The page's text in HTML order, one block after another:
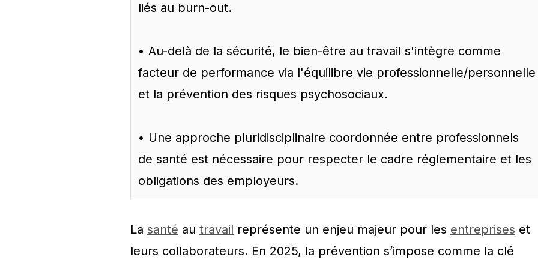
liés au burn-out.
• Au-delà de la sécurité, le bien-être au travail s'intègre comme
facteur de performance via l'équilibre vie professionnelle/personnelle
et la prévention des risques psychosociaux.
• Une approche pluridisciplinaire coordonnée entre professionnels
de santé est nécessaire pour respecter le cadre réglementaire et les
obligations des employeurs.
La santé au travail représente un enjeu majeur pour les entreprises et
leurs collaborateurs. En 2025, la prévention s’impose comme la clé